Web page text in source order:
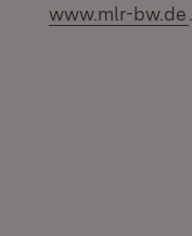
www.mlr-bw.de